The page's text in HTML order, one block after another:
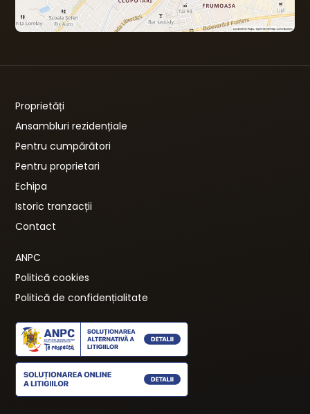
Proprietăți
Ansambluri rezidențiale
Pentru cumpărători
Pentru proprietari
Echipa
Istoric tranzacții
Contact
ANPC
Politică cookies
Politică de confidențialitate